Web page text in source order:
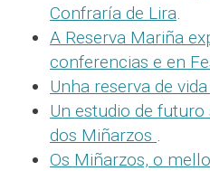
Confraría de Lira
A Reserva Mariña
conferencias e en
Unha reserva de
Un estudio de
dos Miñarzos
Os Miñarzos, o